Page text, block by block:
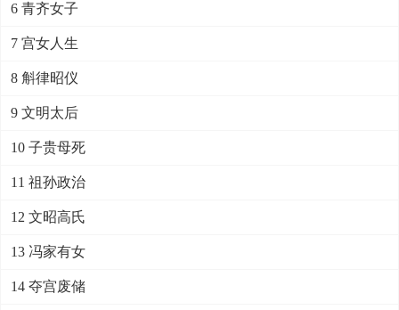
6 青齐女子
7 宫女人生
8 斛律昭仪
9 文明太后
10 子贵母死
11 祖孙政治
12 文昭高氏
13 冯家有女
14 夺宫废储